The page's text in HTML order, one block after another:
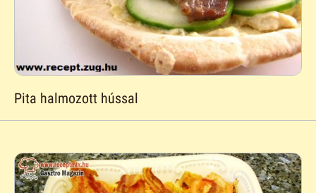
Pita halmozott hússal